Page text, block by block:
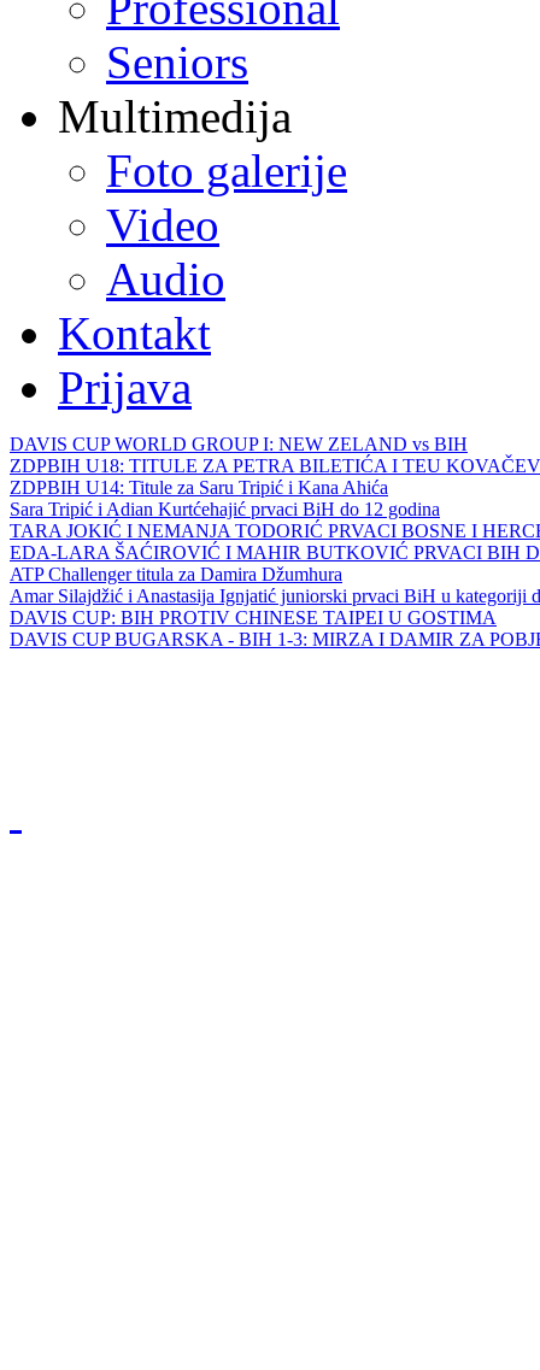
Seniors
Multimedija
Foto galerije
Video
Audio
Kontakt
Prijava
DAVIS CUP WORLD GROUP I: NEW ZELAND vs BIH
ZDPBIH U18: TITULE ZA PETRA BILETIĆA I TEU
ZDPBIH U14: Titule za Saru Tripić i Kana Ahića
Sara Tripić i Adian Kurtćehajić prvaci BiH do 12 godina
TARA JOKIĆ I NEMANJA TODORIĆ PRVACI BOSNE I
EDA-LARA ŠAĆIROVIĆ I MAHIR BUTKOVIĆ PRVACI BIH
ATP Challenger titula za Damira Džumhura
Amar Silajdžić i Anastasija Ignjatić juniorski prvaci BiH u kategoriji
DAVIS CUP: BIH PROTIV CHINESE TAIPEI U GOSTIMA
DAVIS CUP BUGARSKA - BIH 1-3: MIRZA I DAMIR ZA